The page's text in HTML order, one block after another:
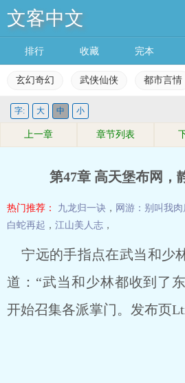
文客中文
排行 收藏 完本
玄幻奇幻 武侠仙侠 都市言情
玄幻奇幻
科幻灵异 网游竞技 女
排行榜 收藏榜单
字: 大 中 小
上一章 章节列表
第47章 高天堡布网，
热门推荐： 九龙归一诀 ， 网游：别叫我
白蛇再起 ， 江山美人志 ，
宁远的手指点在武当和少
道：“武当和少林都收到了
开始召集各派掌门。发布页